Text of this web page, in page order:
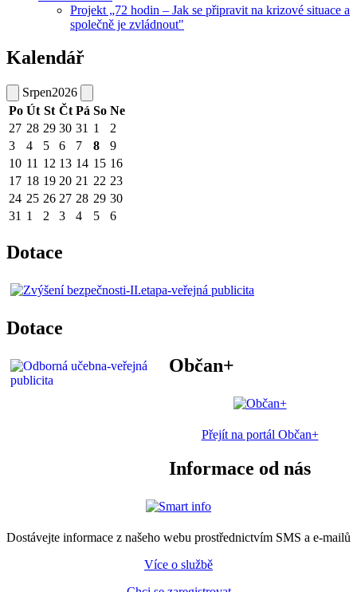
Projekt „72 hodin – Jak se připravit na krizové situace a
společně je zvládnout"
Kalendář
Srpen2026
Po Út St Čt Pá So Ne
27 28 29 30 31 1
2
3
4 5 6 7 8
9
10 11 12 13 14 15 16
17 18 19 20 21 22 23
24 25 26 27 28 29 30
31 1 2 3 4 5 6
Dotace
Dotace
Občan+
Přejít na portál Občan+
Informace od nás
Dostávejte informace z našeho webu prostřednictvím SMS a e-mailů
Více o službě